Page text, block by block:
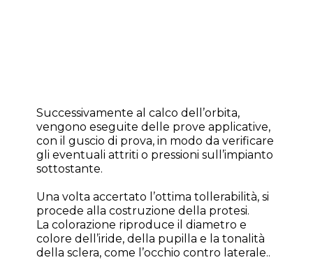
Successivamente al calco dell’orbita,
vengono eseguite delle prove applicative,
con il guscio di prova, in modo da verificare
gli eventuali attriti o pressioni sull’impianto
sottostante.
Una volta accertato l’ottima tollerabilità, si
procede alla costruzione della protesi.
La colorazione riproduce il diametro e
colore dell’iride, della pupilla e la tonalità
della sclera, come l’occhio contro laterale..